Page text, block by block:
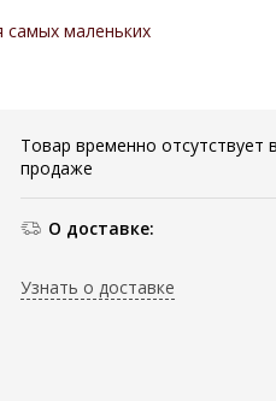
маленьких
Товар временно отсутствует в
продаже
О доставке:
Узнать о доставке